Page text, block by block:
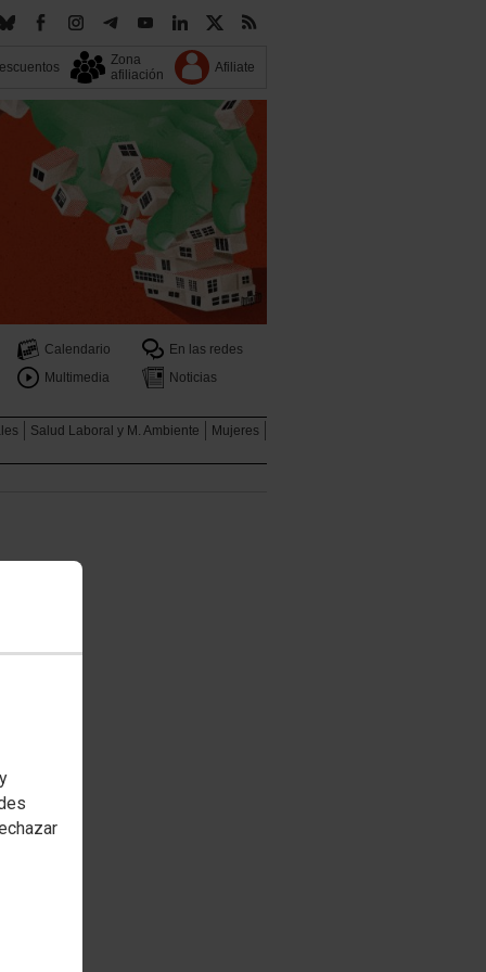
Zona
afiliación
Afiliate
Calendario
En las redes
Multimedia
Noticias
Salud Laboral y M. Ambiente Mujeres